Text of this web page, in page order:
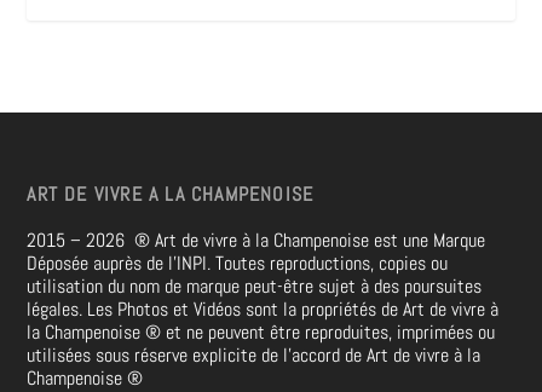
ART DE VIVRE A LA CHAMPENOISE
2015 – 2026®Art de vivre à la Champenoise est une Marque
Déposée auprès de l’INPI. Toutes reproductions, copies ou
utilisation du nom de marque peut-être sujet à des poursuites
légales. Les Photos et Vidéos sont la propriétés de Art de vivre à
la Champenoise® et ne peuvent être reproduites, imprimées ou
utilisées sous réserve explicite de l’accord de Art de vivre à la
Champenoise®